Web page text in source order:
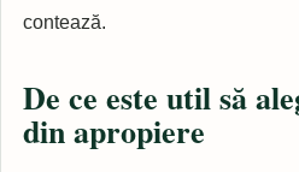
contează.
De ce este util să
din apropiere